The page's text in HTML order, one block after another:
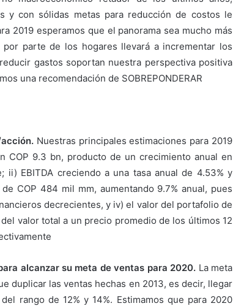
y con sólidas metas para reducción de costos le
2019 esperamos que el panorama sea mucho más
parte de los hogares llevará a incrementar los
gastos soportan nuestra perspectiva positiva
una recomendación de SOBREPONDERAR
Nuestras principales estimaciones para 2019
COP 9.3 bn, producto de un crecimiento anual en
ii) EBITDA creciendo a una tasa anual de 4.53% y
COP 484 mil mm, aumentando 9.7% anual, pues
decrecientes, y iv) el valor del portafolio de
valor total a un precio promedio de los últimos 12
alcanzar su meta de ventas para 2020. La meta
duplicar las ventas hechas en 2013, es decir, llegar
rango de 12% y 14%. Estimamos que para 2020